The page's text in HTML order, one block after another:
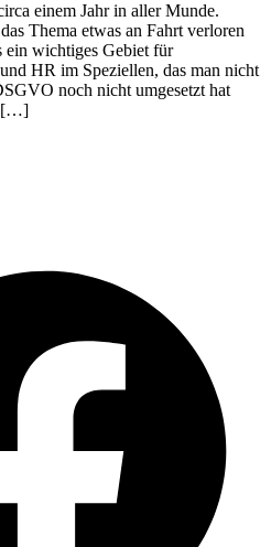
einem Jahr in aller Munde.
Thema etwas an Fahrt verloren
ein wichtiges Gebiet für
HR im Speziellen, das man nicht
noch nicht umgesetzt hat
[…]